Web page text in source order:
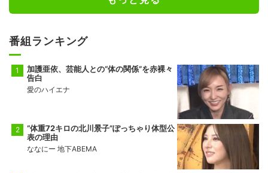
番組ランキング
加護亜依、芸能人との“体の関係”を赤裸々
告白
愛のハイエナ
“体重72キロの北川景子”ぽっちゃり体型公
表の理由
ななにー 地下ABEMA